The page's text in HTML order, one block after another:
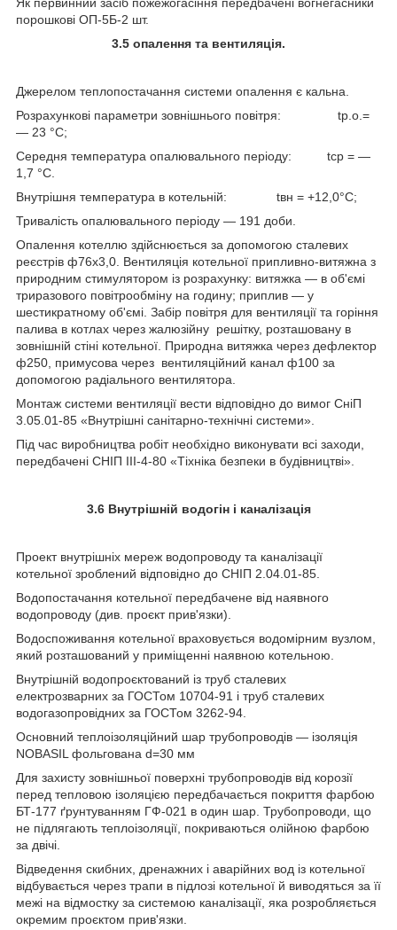
порошкові ОП-5Б-2 шт.
3.5 опалення та вентиляція.
Джерелом теплопостачання системи опалення є кальна.
Розрахункові параметри зовнішнього повітря: tр.о .=
― 23 °С;
Середня температура опалювального періоду: tср = ―
1,7 °С.
Внутрішня температура в котельній: tвн = +12,0°С;
Тривалість опалювального періоду — 191 доби.
Опалення котеллю здійснюється за допомогою сталевих
реєстрів ф76х3,0. Вентиляція котельної припливно-витяжна з
природним стимулятором із розрахунку: витяжка — в об'ємі
триразового повітрообміну на годину; приплив — у
шестикратному об'ємі. Забір повітря для вентиляції та горіння
палива в котлах через жалюзійну решітку, розташовану в
зовнішній стіні котельної. Природна витяжка через дефлектор
ф250, примусова через вентиляційний канал ф100 за
допомогою радіального вентилятора.
Монтаж системи вентиляції вести відповідно до вимог СніП
3.05.01-85 «Внутрішні санітарно-технічні системи».
Під час виробництва робіт необхідно виконувати всі заходи,
передбачені СНІП III-4-80 «Тіхніка безпеки в будівництві».
3.6 Внутрішній водогін і каналізація
Проект внутрішніх мереж водопроводу та каналізації
котельної зроблений відповідно до СНІП 2.04.01-85.
Водопостачання котельної передбачене від наявного
водопроводу (див. проєкт прив'язки).
Водоспоживання котельної враховується водомірним вузлом,
який розташований у приміщенні наявною котельною.
Внутрішній водопроєктований із труб сталевих
електрозварних за ГОСТом 10704-91 і труб сталевих
водогазопровідних за ГОСТом 3262-94.
Основний теплоізоляційний шар трубопроводів — ізоляція
NOBASIL фольгована d=30 мм
Для захисту зовнішньої поверхні трубопроводів від корозії
перед тепловою ізоляцією передбачається покриття фарбою
БТ-177 ґрунтуванням ГФ-021 в один шар. Трубопроводи, що
не підлягають теплоізоляції, покриваються олійною фарбою
за двічі.
Відведення скибних, дренажних і аварійних вод із котельної
відбувається через трапи в підлозі котельної й виводяться за її
межі на відмостку за системою каналізації, яка розробляється
окремим проєктом прив'язки.